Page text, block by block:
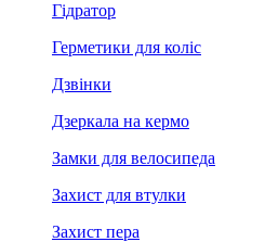
Гідратор
Герметики для коліс
Дзвінки
Дзеркала на кермо
Замки для велосипеда
Захист для втулки
Захист пера